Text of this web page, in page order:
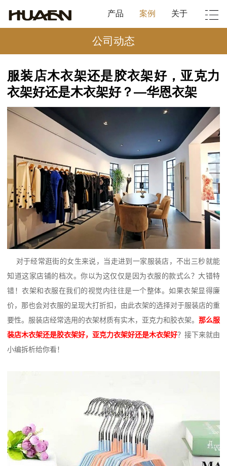
产品 案例 关于
公司动态
服装店木衣架还是胶衣架好，亚克力
衣架好还是木衣架好？—华恩衣架
对于经常逛街的女生来说，当走进到一家服装店，不出三秒就能
知道这家店铺的档次。你以为这仅仅是因为衣服的款式么？大错特
错！衣架和衣服在我们的视觉内往往是一个整体。如果衣架显得廉
价，那也会对衣服的呈现大打折扣，由此衣架的选择对于服装店的重
要性。服装店经常选用的衣架材质有实木，亚克力和胶衣架。 那么服
装店木衣架还是胶衣架好，亚克力衣架好还是木衣架好？接下来就由
小编拆析给你看！